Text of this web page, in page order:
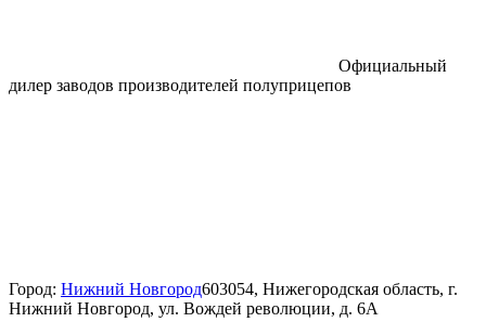
Официальный
дилер заводов производителей полуприцепов
Город: Нижний Новгород603054, Нижегородская область, г.
Нижний Новгород, ул. Вождей революции, д. 6А